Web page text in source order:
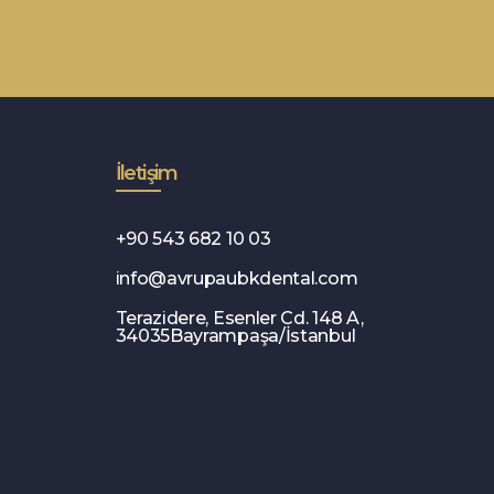
İletişim
+90 543 682 10 03
info@avrupaubkdental.com
Terazidere, Esenler Cd. 148 A,
34035Bayrampaşa/İstanbul